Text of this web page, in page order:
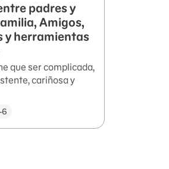
padres y
Amigos,
y herramientas
que ser complicada,
cariñosa y